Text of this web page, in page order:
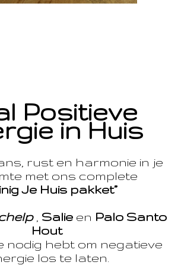
Positieve
in Huis
rust en harmonie in je
met ons complete
Je Huis pakket”
, Salie en Palo Santo
Hout
nodig hebt om negatieve
los te laten.